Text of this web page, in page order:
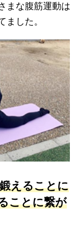
まな腹筋運動は
した。
えることに
ことに繋が